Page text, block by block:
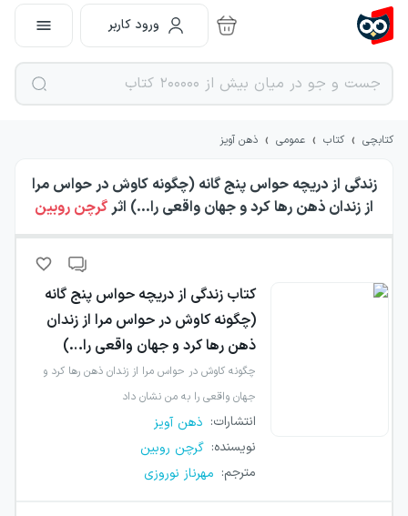
ورود کاربر
کتابچی › کتاب › عمومی › ذهن آویز
زندگی از دریچه حواس پنج گانه (چگونه کاوش در حواس مرا
از زندان ذهن رها کرد و جهان واقعی را…) اثرگرچن روبین
کتاب زندگی از دریچه حواس پنج گانه
(چگونه کاوش در حواس مرا از زندان
ذهن رها کرد و جهان واقعی را…)
چگونه کاوش در حواس مرا از زندان ذهن رها کرد و
جهان واقعی را به من نشان داد
انتشارات: ذهن آویز
نویسنده: گرچن روبین
مترجم: مهرناز نوروزی